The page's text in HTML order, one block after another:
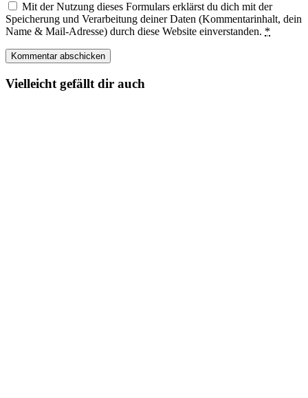
Mit der Nutzung dieses Formulars erklärst du dich mit der
Speicherung und Verarbeitung deiner Daten (Kommentarinhalt, dein
Name & Mail-Adresse) durch diese Website einverstanden. *
Vielleicht gefällt dir auch